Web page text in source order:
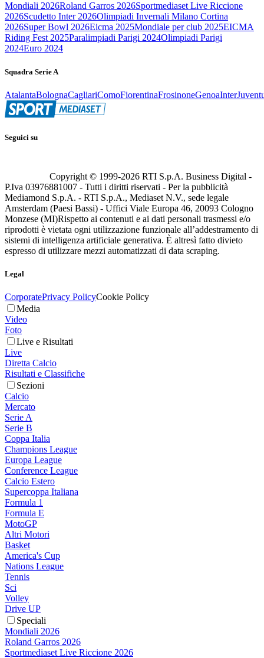
Mondiali 2026Roland Garros 2026Sportmediaset Live Riccione
2026Scudetto Inter 2026Olimpiadi Invernali Milano Cortina
2026Super Bowl 2026Eicma 2025Mondiale per club 2025EICMA
Riding Fest 2025Paralimpiadi Parigi 2024Olimpiadi Parigi
2024Euro 2024
Squadra Serie A
AtalantaBolognaCagliariComoFiorentinaFrosinoneGenoaInter
Seguici su
Copyright © 1999-2026 RTI S.p.A. Business Digital -
P.Iva 03976881007 - Tutti i diritti riservati - Per la pubblicità
Mediamond S.p.A. - RTI S.p.A., Mediaset N.V., sede legale
Amsterdam (Paesi Bassi) - Uffici Viale Europa 46, 20093 Cologno
Monzese (MI)Rispetto ai contenuti e ai dati personali trasmessi e/o
riprodotti è vietata ogni utilizzazione funzionale all’addestramento di
sistemi di intelligenza artificiale generativa. È altresì fatto divieto
espresso di utilizzare mezzi automatizzati di data scraping.
Legal
CorporatePrivacy PolicyCookie Policy
Media
Video
Foto
Live e Risultati
Live
Diretta Calcio
Risultati e Classifiche
Sezioni
Calcio
Mercato
Serie A
Serie B
Coppa Italia
Champions League
Europa League
Conference League
Calcio Estero
Supercoppa Italiana
Formula 1
Formula E
MotoGP
Altri Motori
Basket
America's Cup
Nations League
Tennis
Sci
Volley
Drive UP
Speciali
Mondiali 2026
Roland Garros 2026
Sportmediaset Live Riccione 2026